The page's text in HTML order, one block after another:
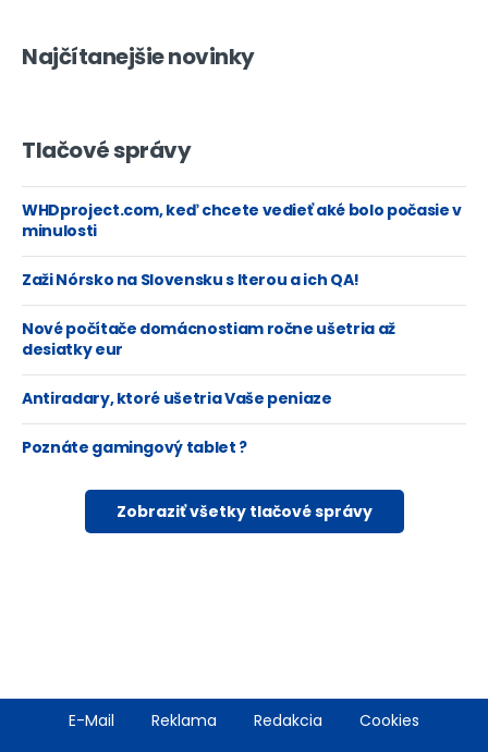
Najčítanejšie novinky
Tlačové správy
WHDproject.com, keď chcete vedieť aké bolo počasie v
minulosti
Zaži Nórsko na Slovensku s Iterou a ich QA!
Nové počítače domácnostiam ročne ušetria až
desiatky eur
Antiradary, ktoré ušetria Vaše peniaze
Poznáte gamingový tablet ?
Zobraziť všetky tlačové správy
FooterE-Mail Reklama Redakcia Cookies